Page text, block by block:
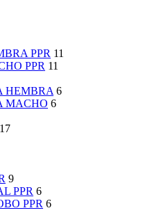
PPR 11
PPR 11
HEMBRA 6
MACHO 6
17
9
PPR 6
PPR 6